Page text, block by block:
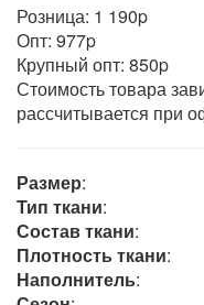
Розница: 1 190p
Опт: 977p
Крупный опт: 850p
Стоимость товара
рассчитывается при
Размер:
Тип ткани:
Состав ткани:
Плотность ткани:
Наполнитель: